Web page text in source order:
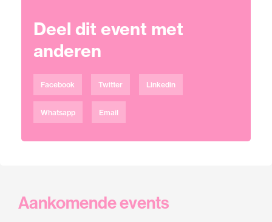
Deel dit event met
anderen
Facebook Twitter Linkedin
Whatsapp Email
Aankomende events